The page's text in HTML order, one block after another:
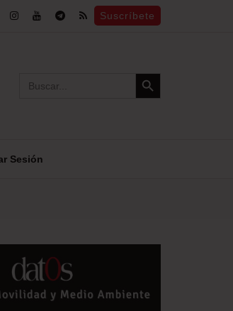
Suscríbete
for:
Search Button
Sesión